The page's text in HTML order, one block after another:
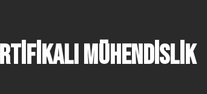
Mühendislik